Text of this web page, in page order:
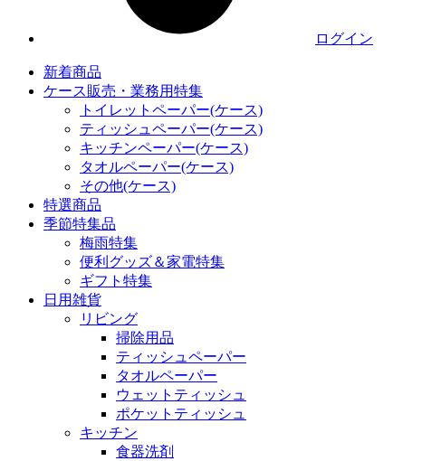
ログイン
新着商品
ケース販売・業務用特集
トイレットペーパー(ケース)
ティッシュペーパー(ケース)
キッチンペーパー(ケース)
タオルペーパー(ケース)
その他(ケース)
特選商品
季節特集品
梅雨特集
便利グッズ＆家電特集
ギフト特集
日用雑貨
リビング
掃除用品
ティッシュペーパー
タオルペーパー
ウェットティッシュ
ポケットティッシュ
キッチン
食器洗剤